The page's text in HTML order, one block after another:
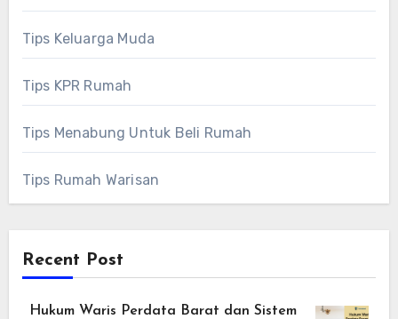
Tips Keluarga Muda
Tips KPR Rumah
Tips Menabung Untuk Beli Rumah
Tips Rumah Warisan
Recent Post
Hukum Waris Perdata Barat dan Sistem